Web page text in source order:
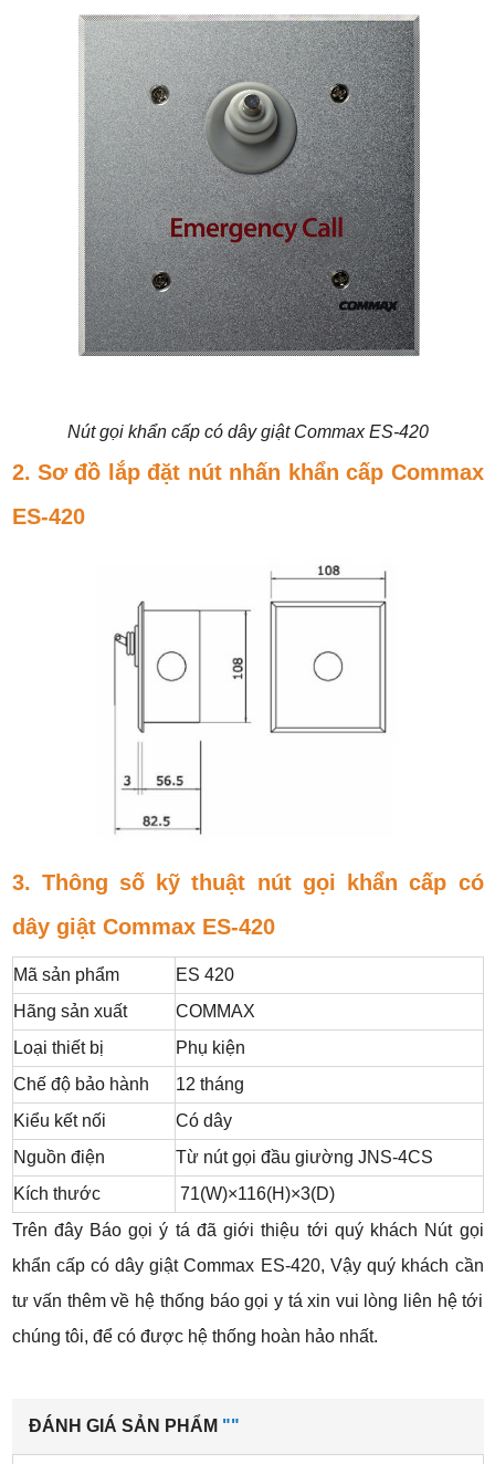
Nút gọi khẩn cấp có dây giật Commax ES-420
2. Sơ đồ lắp đặt nút nhấn khẩn cấp Commax
ES-420
3. Thông số kỹ thuật nút gọi khẩn cấp có
dây giật Commax ES-420
Mã sản phẩm
ES 420
Hãng sản xuất
COMMAX
Loại thiết bị
Phụ kiện
Chế độ bảo hành
12 tháng
Kiểu kết nối
Có dây
Nguồn điện
Từ nút gọi đầu giường JNS-4CS
Kích thước
71(W)×116(H)×3(D)
Trên đây Báo gọi ý tá đã giới thiệu tới quý khách Nút gọi
khẩn cấp có dây giật Commax ES-420, Vậy quý khách cần
tư vấn thêm về hệ thống báo gọi y tá xin vui lòng liên hệ tới
chúng tôi, để có được hệ thống hoàn hảo nhất.
ĐÁNH GIÁ SẢN PHẨM ""